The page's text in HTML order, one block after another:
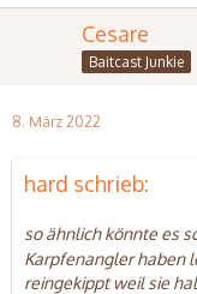
Cesare
Baitcast Junkie
8. März 2022
hard schrieb:
so ähnlich könnte es
Karpfenangler haben
reingekippt weil sie